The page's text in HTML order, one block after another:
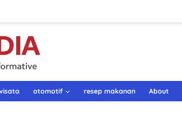
otomotif resep makanan About